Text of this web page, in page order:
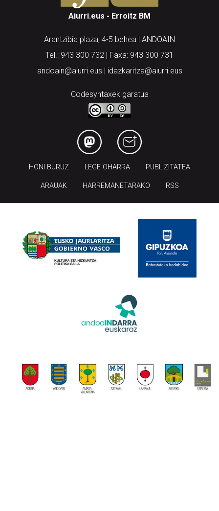
Aiurri.eus - Erroitz BM
Arantzibia plaza, 4-5 behea | ANDOAIN
Tel.: 943 300 732 | Faxa: 943 300 731
andoain@aiurri.eus | idazkaritza@aiurri.eus
Codesyntaxek garatua
HONI BURUZ LEGE OHARRA PUBLIZITATEA
ARAUAK HARREMANETARAKO RSS